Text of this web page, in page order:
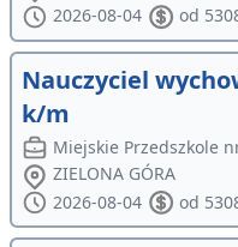
2026-08-04
od
Nauczyciel
k/m
Miejskie Przedszkole
ZIELONA GÓRA
2026-08-04
od